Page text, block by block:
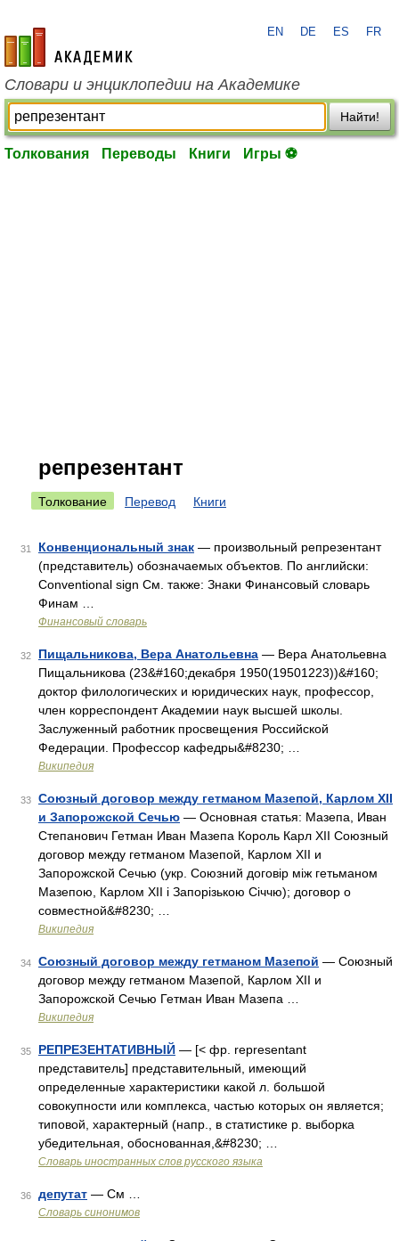
academic.ru
EN DE ES FR
Словари и энциклопедии на Академике
Найти!
Толкования Переводы Книги Игры ⚽
репрезентант
Толкование Перевод Книги
31 Конвенциональный знак — произвольный репрезентант
(представитель) обозначаемых объектов. По английски:
Conventional sign См. также: Знаки Финансовый словарь
Финам …
Финансовый словарь
32 Пищальникова, Вера Анатольевна — Вера Анатольевна
Пищальникова (23&#160;декабря 1950(19501223))&#160;
доктор филологических и юридических наук, профессор,
член корреспондент Академии наук высшей школы.
Заслуженный работник просвещения Российской
Федерации. Профессор кафедры&#8230; …
Википедия
33
Союзный договор между гетманом Мазепой, Карлом ХІІ
и Запорожской Сечью — Основная статья: Мазепа, Иван
Степанович Гетман Иван Мазепа Король Карл ХІІ Союзный
договор между гетманом Мазепой, Карлом ХІІ и
Запорожской Сечью (укр. Союзний договір між гетьманом
Мазепою, Карлом ХІІ і Запорізькою Січчю); договор о
совместной&#8230; …
Википедия
34 Союзный договор между гетманом Мазепой — Союзный
договор между гетманом Мазепой, Карлом ХІІ и
Запорожской Сечью Гетман Иван Мазепа …
Википедия
35 РЕПРЕЗЕНТАТИВНЫЙ — [< фр. representant
представитель] представительный, имеющий
определенные характеристики какой л. большой
совокупности или комплекса, частью которых он является;
типовой, характерный (напр., в статистике р. выборка
убедительная, обоснованная,&#8230; …
Словарь иностранных слов русского языка
36 депутат — См …
Словарь синонимов